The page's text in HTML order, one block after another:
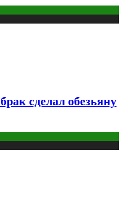
сделал обезьяну